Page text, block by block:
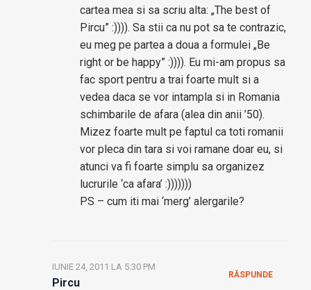
cartea mea si sa scriu alta: „The best of
Pircu” :)))). Sa stii ca nu pot sa te contrazic,
eu meg pe partea a doua a formulei „Be
right or be happy” :)))). Eu mi-am propus sa
fac sport pentru a trai foarte mult si a
vedea daca se vor intampla si in Romania
schimbarile de afara (alea din anii ’50).
Mizez foarte mult pe faptul ca toti romanii
vor pleca din tara si voi ramane doar eu, si
atunci va fi foarte simplu sa organizez
lucrurile ‘ca afara’ :)))))))
PS – cum iti mai ‘merg’ alergarile?
Pircu
IUNIE 24, 2011 LA 5:30 PM
RĂSPUNDE